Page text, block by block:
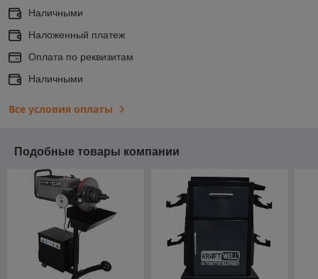
Наличными
Наложенный платеж
Оплата по реквизитам
Наличными
Все условия оплаты
Подобные товары компании